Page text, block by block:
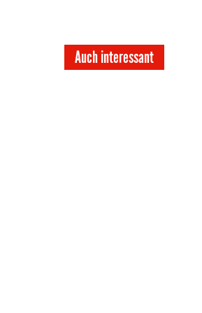
Auch interessant